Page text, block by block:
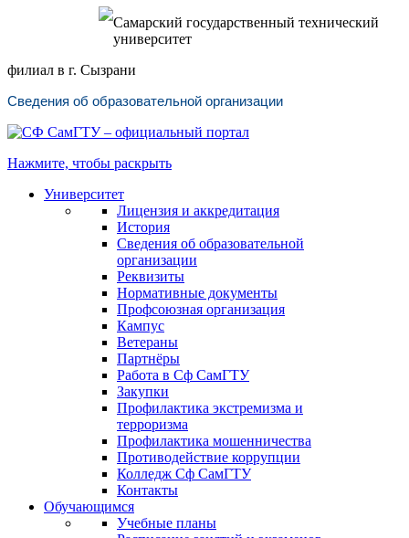
Самарский государственный технический
университет
филиал в г. Сызрани
Сведения об образовательной организации
Нажмите, чтобы раскрыть
Университет
Лицензия и аккредитация
История
Сведения об образовательной
организации
Реквизиты
Нормативные документы
Профсоюзная организация
Кампус
Ветераны
Партнёры
Работа в Сф СамГТУ
Закупки
Профилактика экстремизма и
терроризма
Профилактика мошенничества
Противодействие коррупции
Колледж Сф СамГТУ
Контакты
Обучающимся
Учебные планы